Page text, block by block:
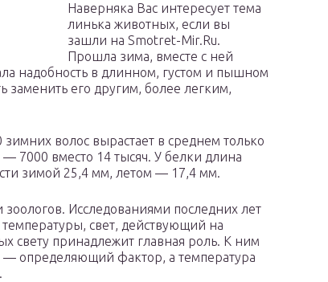
Наверняка Вас интересует тема
линька животных, если вы
зашли на Smotret-Mir.Ru.
Прошла зима, вместе с ней
надобность в длинном, густом и пышном
заменить его другим, более легким,
волос вырастает в среднем только
— 7000 вместо 14 тысяч. У белки длина
зимой 25,4 мм, летом — 17,4 мм.
Исследованиями последних лет
температуры, свет, действующий на
свету принадлежит главная роль. К ним
— определяющий фактор, а температура